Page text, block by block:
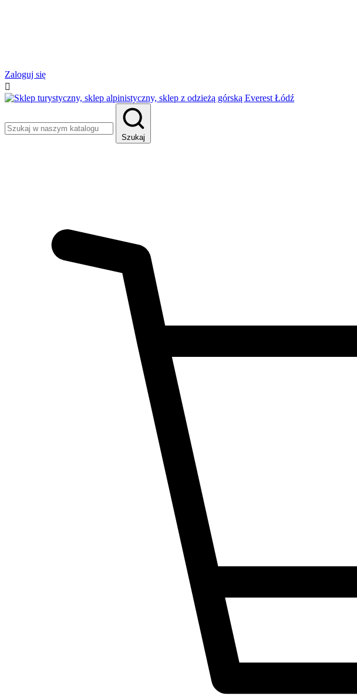
Zaloguj się

Szukaj